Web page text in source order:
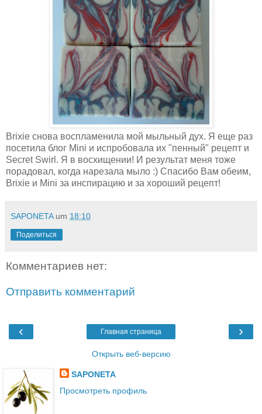
Brixie снова воспламенила мой мыльный дух. Я еще раз
посетила блог Mini и испробовала их "пенный" рецепт и
Secret Swirl. Я в восхищении! И результат меня тоже
порадовал, когда нарезала мыло :) Спасибо Вам обеим,
Brixie и Mini за инспирацию и за хороший рецепт!
SAPONETA um 18:10
Поделиться
Комментариев нет:
Отправить комментарий
‹ ›
Главная страница
Открыть веб-версию
SAPONETA
Просмотреть профиль